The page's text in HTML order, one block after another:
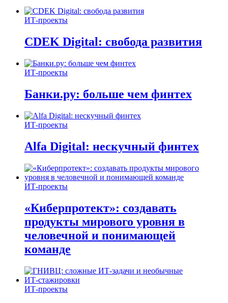
ИТ-проекты
CDEK Digital: свобода развития
ИТ-проекты
Банки.ру: больше чем финтех
ИТ-проекты
Alfa Digital: нескучный финтех
ИТ-проекты
«Киберпротект»: создавать
продукты мирового уровня в
человечной и понимающей
команде
ИТ-проекты